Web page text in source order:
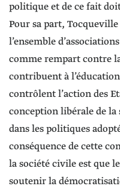
politique et de ce fait
Pour sa part,
l’ensemble
comme rempart contre
contribuent à
contrôlent l’action des
conception libérale de la
dans les politiques
conséquence de cette
la société civile est que
soutenir la